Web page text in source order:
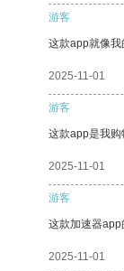
游客
这款app就像我
2025-11-01
游客
这款app是我购
2025-11-01
游客
这款加速器app
2025-11-01